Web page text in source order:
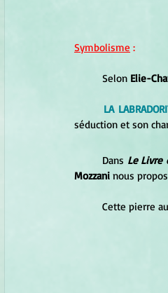
Symbolisme :
	Selon
Elie-
LA
séduction et son
	Dans
Le Livre
Mozzani nous
Cette pierre